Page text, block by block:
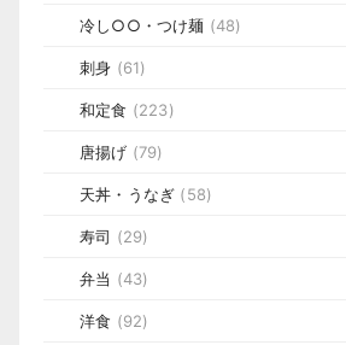
冷し○○・つけ麺 (48)
刺身 (61)
和定食 (223)
唐揚げ (79)
天丼・うなぎ (58)
寿司 (29)
弁当 (43)
洋食 (92)